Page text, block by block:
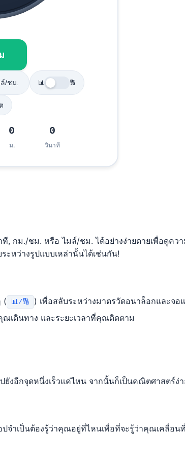
/ชม. 📊 🔢
0
ม.
0
วินาที
, กม./ชม. หรือ ไมล์/ชม. ได้อย่างง่ายดายเพื่อดูคว
หว่างรูปแบบเหล่านั้นได้เช่นกัน!
( 📊/🔢
) เพื่อสลับระหว่างมาตรวัดอนาล็อกและจอ
ณเดินทาง และระยะเวลาที่คุณติดตาม
งอีกจุดหนึ่งเร็วแค่ไหน จากนั้นก็เป็นคณิตศาสตร์ง่า
จำเป็นต้องรู้ว่าคุณอยู่ที่ไหนเพื่อที่จะรู้ว่าคุณเคลื่อน